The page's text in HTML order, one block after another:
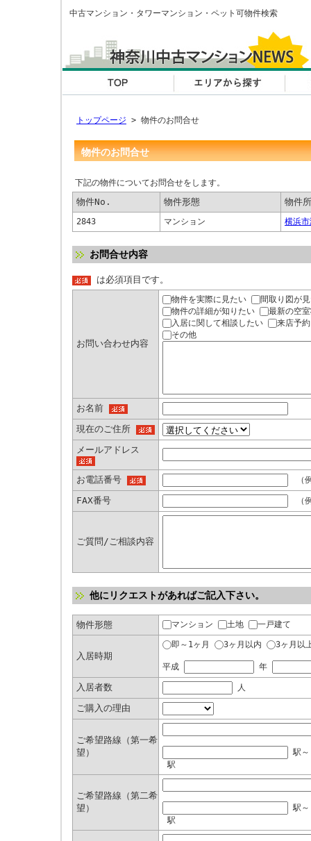
中古マンション・タワーマンション・ペット可物件検索
トップページ > 物件のお問合せ
物件のお問合せ
下記の物件についてお問合せをします。
物件No. 物件形態 物件
2843 マンション 横浜
お問合せ内容
は必須項目です。
お問い合わせ内容
物件を実際に見たい
間取り図が
物件の詳細が知りたい
最新の空
入居に関して相談したい
来店予
その他
お名前
現在のご住所
メールアドレス
お電話番号 （
FAX番号 （
ご質問/ご相談内容
他にリクエストがあればご記入下さい。
物件形態 マンション 土地 一戸建て
入居時期
即～1ヶ月 3ヶ月以内 3ヶ月以
平成 年
入居者数 人
ご購入の理由
ご希望路線（第一希
望）
駅
駅
ご希望路線（第二希
望）
駅
駅